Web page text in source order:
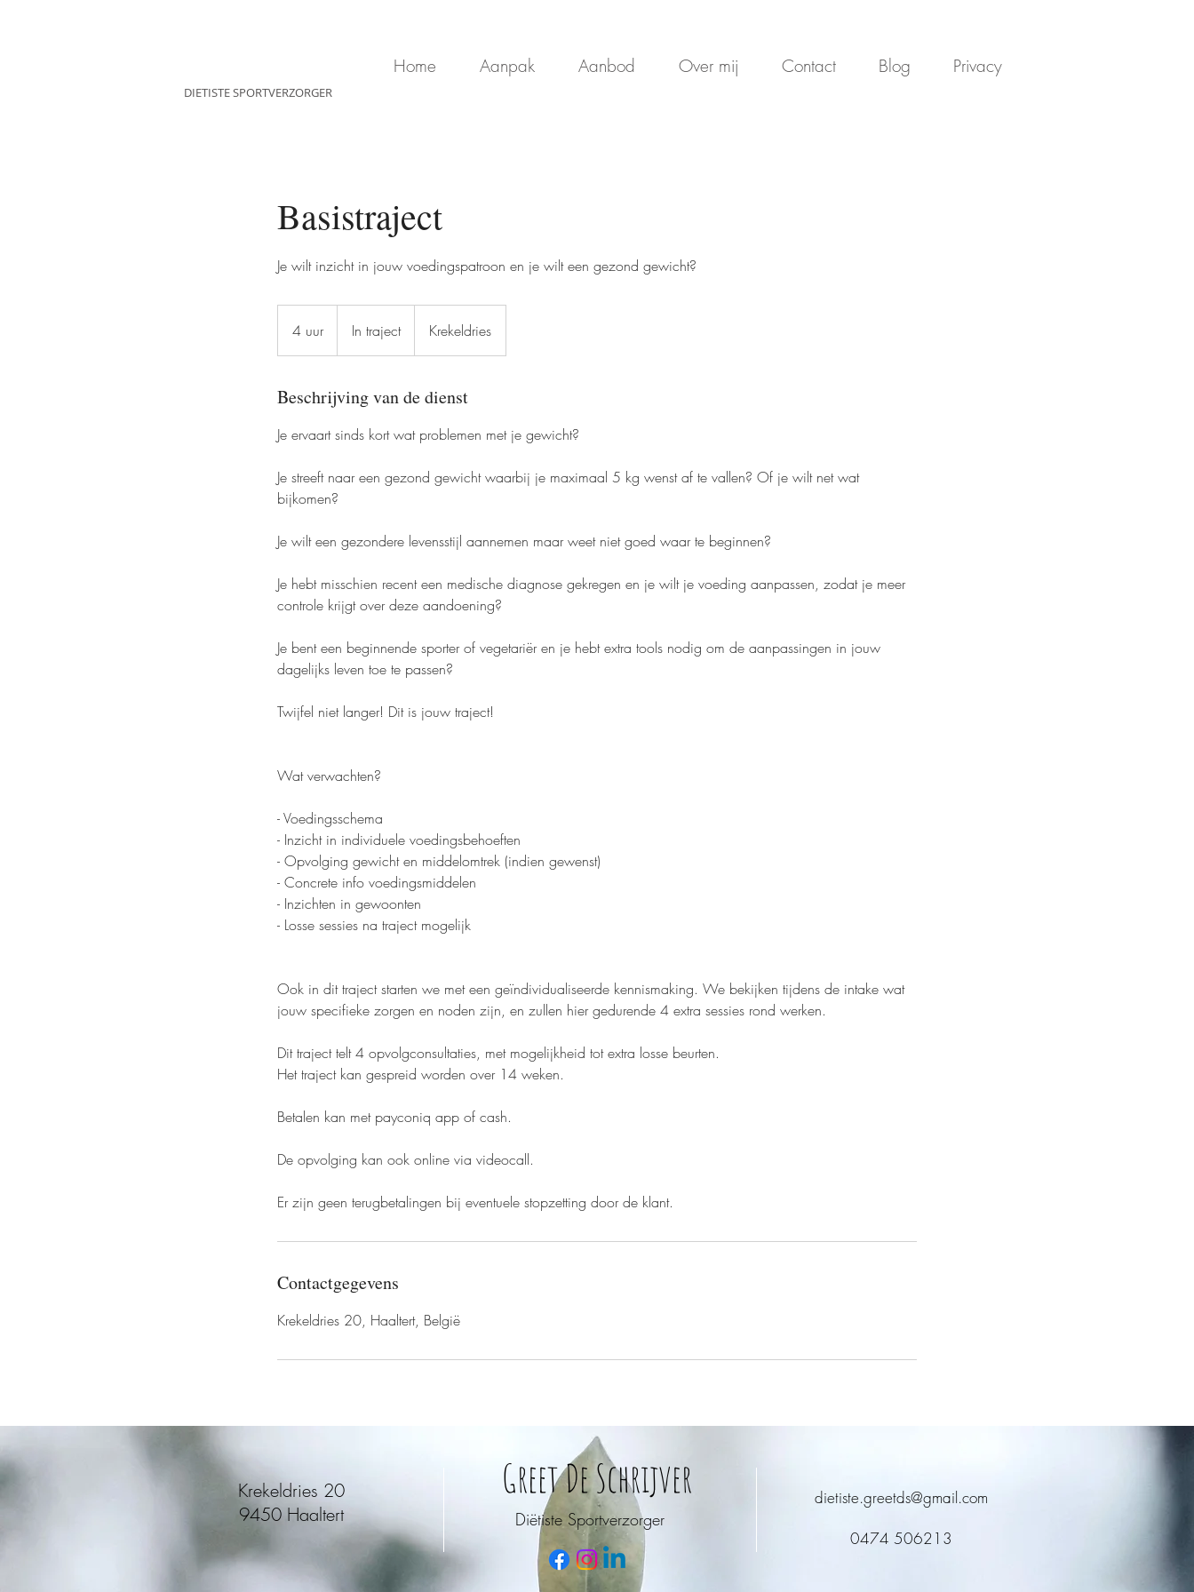
DIETISTE SPORTVERZORGER
Home Aanpak Aanbod Over mij Contact Blog Privacy
Basistraject
Je wilt inzicht in jouw voedingspatroon en je wilt een gezond gewicht?
4 uur4
u
r
In traject Krekeldries
Beschrijving van de dienst
Je ervaart sinds kort wat problemen met je gewicht?
Je streeft naar een gezond gewicht waarbij je maximaal 5 kg wenst af te vallen? Of je wilt net wat
bijkomen?
Je wilt een gezondere levensstijl aannemen maar weet niet goed waar te beginnen?
Je hebt misschien recent een medische diagnose gekregen en je wilt je voeding aanpassen, zodat je meer
controle krijgt over deze aandoening?
Je bent een beginnende sporter of vegetariër en je hebt extra tools nodig om de aanpassingen in jouw
dagelijks leven toe te passen?
Twijfel niet langer! Dit is jouw traject!
Wat verwachten?
- Voedingsschema
- Inzicht in individuele voedingsbehoeften
- Opvolging gewicht en middelomtrek (indien gewenst)
- Concrete info voedingsmiddelen
- Inzichten in gewoonten
- Losse sessies na traject mogelijk
Ook in dit traject starten we met een geïndividualiseerde kennismaking. We bekijken tijdens de intake wat
jouw specifieke zorgen en noden zijn, en zullen hier gedurende 4 extra sessies rond werken.
Dit traject telt 4 opvolgconsultaties, met mogelijkheid tot extra losse beurten.
Het traject kan gespreid worden over 14 weken.
Betalen kan met payconiq app of cash.
De opvolging kan ook online via videocall.
Er zijn geen terugbetalingen bij eventuele stopzetting door de klant.
Contactgegevens
Krekeldries 20, Haaltert, België
Krekeldries 20
9450 Haaltert
Greet De Schrijver
Diëtiste Sportverzorger
dietiste.greetds@gmail.com
0474 506213